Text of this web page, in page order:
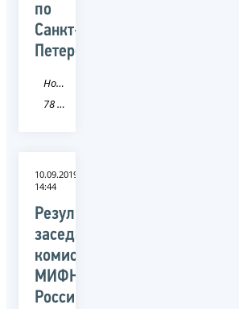
по
Санкт-
Петербургу)
Новость
78 Санкт-Петербург
10.09.2019
14:44
Результаты
заседания
комиссии
МИФНС
России